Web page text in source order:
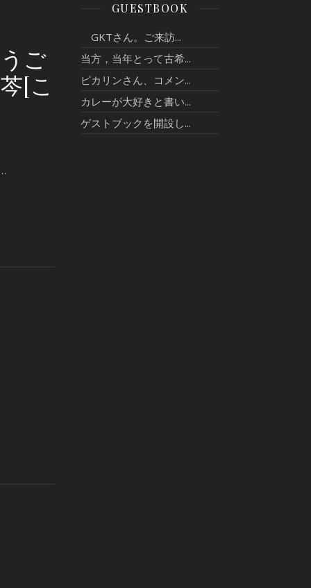
ご
[こ
GUESTBOOK
GKTさん。ご来訪...
当方，当年とって古希...
ピカリンさん、コメン...
カレーが大好きと書い...
ゲストブックを開設し...